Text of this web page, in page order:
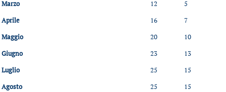
Marzo 12
5
Aprile
16
7
Maggio
20
10
Giugno
23
13
Luglio
25
15
Agosto
25
15